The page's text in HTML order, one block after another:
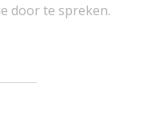
door te spreken.